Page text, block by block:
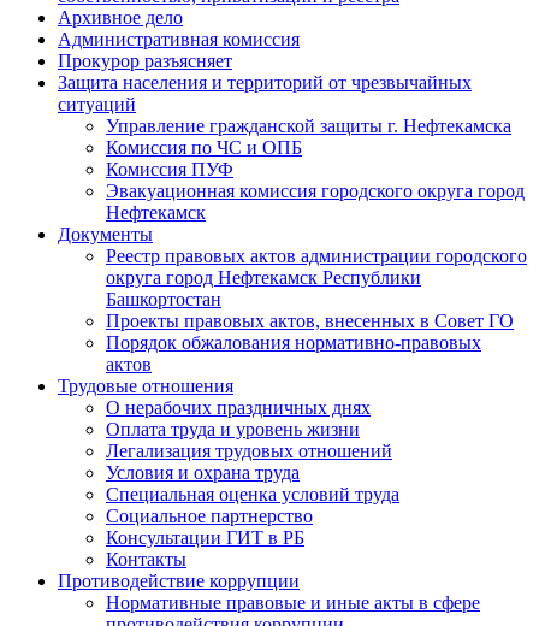
Архивное дело
Административная комиссия
Прокурор разъясняет
Защита населения и территорий от чрезвычайных
ситуаций
Управление гражданской защиты г. Нефтекамска
Комиссия по ЧС и ОПБ
Комиссия ПУФ
Эвакуационная комиссия городского округа город
Нефтекамск
Документы
Реестр правовых актов администрации городского
округа город Нефтекамск Республики
Башкортостан
Проекты правовых актов, внесенных в Совет ГО
Порядок обжалования нормативно-правовых
актов
Трудовые отношения
О нерабочих праздничных днях
Оплата труда и уровень жизни
Легализация трудовых отношений
Условия и охрана труда
Специальная оценка условий труда
Социальное партнерство
Консультации ГИТ в РБ
Контакты
Противодействие коррупции
Нормативные правовые и иные акты в сфере